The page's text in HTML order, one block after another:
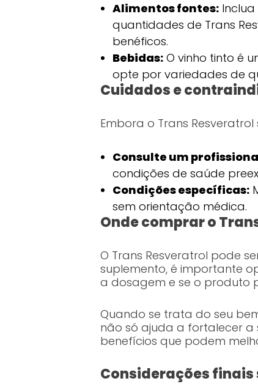
Alimentos fontes:Inclua
quantidades de Trans
benéficos.
Bebidas:O vinho tinto é
opte por variedades de
Cuidados e
Embora o Trans
Consulte um
condições de saúde
Condições específicas:
sem orientação médica.
Onde comprar o
O Trans Resveratrol pode
suplemento, é importante
a dosagem e se o produto
Quando se trata do seu
não só ajuda a fortalecer a
benefícios que podem
Considerações finais